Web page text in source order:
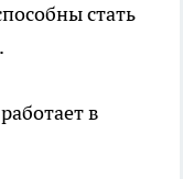
стать
в